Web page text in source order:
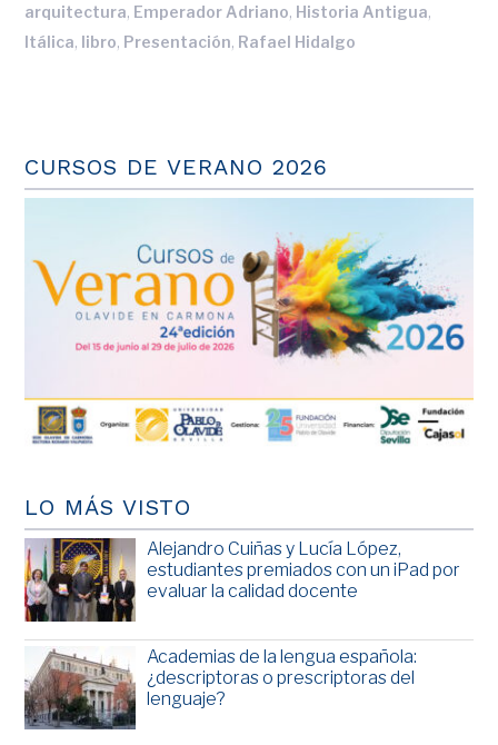
arquitectura, Emperador Adriano, Historia Antigua,
Itálica, libro, Presentación, Rafael Hidalgo
CURSOS DE VERANO 2026
LO MÁS VISTO
Alejandro Cuiñas y Lucía López,
estudiantes premiados con un iPad por
evaluar la calidad docente
Academias de la lengua española:
¿descriptoras o prescriptoras del
lenguaje?